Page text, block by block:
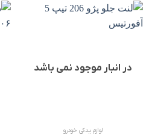
در انبار موجود نمی باشد
لوازم یدکی خودرو